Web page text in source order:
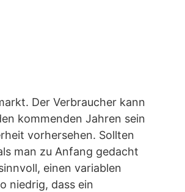
Der Verbraucher kann
kommenden Jahren sein
vorhersehen. Sollten
man zu Anfang gedacht
einen variablen
niedrig, dass ein